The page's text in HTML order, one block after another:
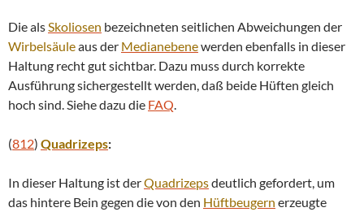
Die alsSkoliosen bezeichneten seitlichen Abweichungen der
Wirbelsäuleaus der Medianebenewerden ebenfalls in dieser
Haltung recht gut sichtbar. Dazu muss durch korrekte
Ausführung sichergestellt werden, daß beide Hüften gleich
hoch sind. Siehe dazu die FAQ.
(812) Quadrizeps:
In dieser Haltung ist derQuadrizepsdeutlich gefordert, um
das hintere Bein gegen die von den Hüftbeugern erzeugte